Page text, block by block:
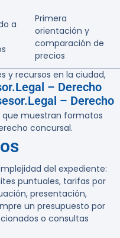
a
Primera
orientación y
comparación de
precios
y recursos en la ciudad,
– Derecho
– Derecho
que muestran formatos
concursal.
del expediente:
puntuales, tarifas por
presentación,
un presupuesto por
o consultas